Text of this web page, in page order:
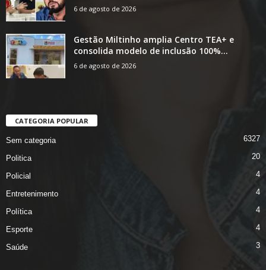
6 de agosto de 2026
Gestão Miltinho amplia Centro TEA+ e
consolida modelo de inclusão 100%...
6 de agosto de 2026
CATEGORIA POPULAR
Sem categoria 6327
Politica 20
Policial 4
Entretenimento 4
Política 4
Esporte 4
Saúde 3